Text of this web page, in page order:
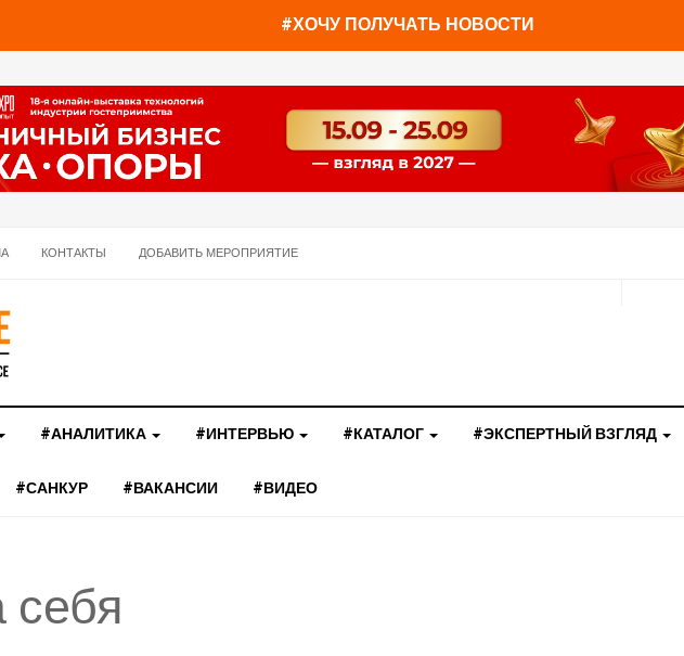
#ХОЧУ ПОЛУЧАТЬ НОВОСТИ
КОНТАКТЫ ДОБАВИТЬ МЕРОПРИЯТИЕ
#АНАЛИТИКА #ИНТЕРВЬЮ #КАТАЛОГ #ЭКСПЕРТНЫЙ ВЗГЛЯД
#САНКУР #ВАКАНСИИ #ВИДЕО
себя